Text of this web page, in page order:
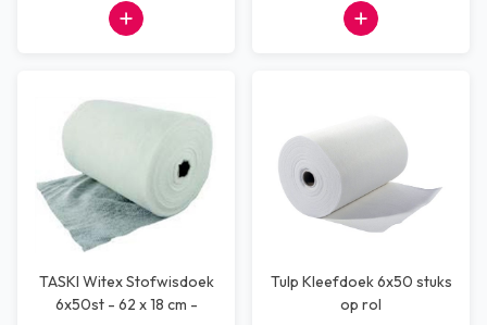
TASKI Witex Stofwisdoek
6x50st - 62 x 18 cm -
Tulp Kleefdoek 6x50 stuks
op rol